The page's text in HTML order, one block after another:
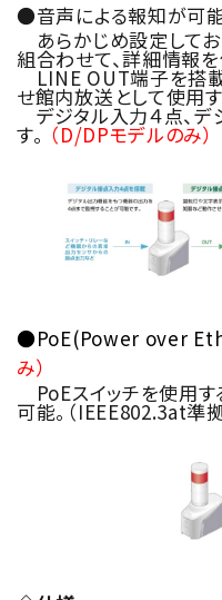
●音声による報知が可能
あらかじめ設定して
組合わせて、詳細情報を
LINE OUT端子を搭載
せ館内放送として使用
デジタル入力４点、デ
す。 （D/DPモデルのみ）
●PoE(Power over
み）
PoEスイッチを使用す
可能。（IEEE802.3at準拠